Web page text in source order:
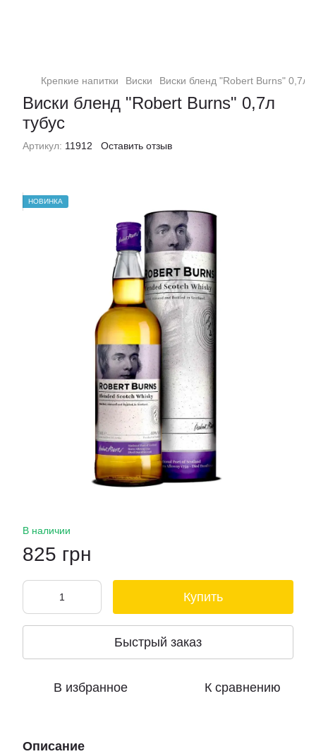
Крепкие напитки Виски Виски бленд "Robert Burns" 0,7л
Виски бленд "Robert Burns" 0,7л
тубус
Артикул: 11912 Оставить отзыв
НОВИНКА
В наличии
825 грн
Купить
Быстрый заказ
В избранное К сравнению
Описание